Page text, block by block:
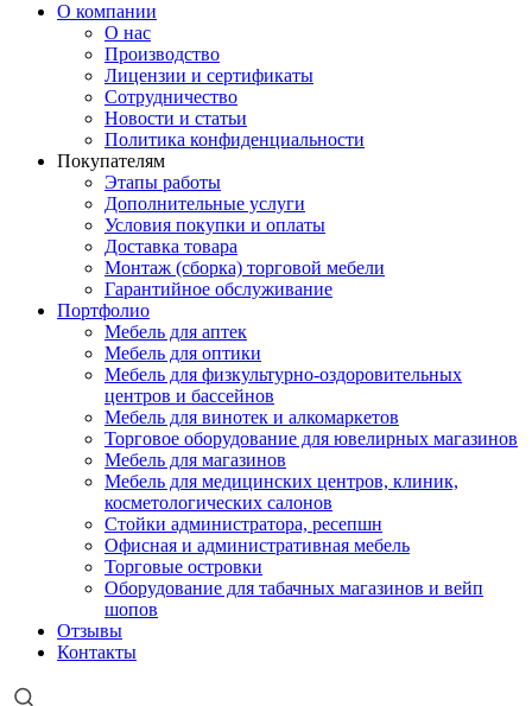
О компании
О нас
Производство
Лицензии и сертификаты
Сотрудничество
Новости и статьи
Политика конфиденциальности
Покупателям
Этапы работы
Дополнительные услуги
Условия покупки и оплаты
Доставка товара
Монтаж (сборка) торговой мебели
Гарантийное обслуживание
Портфолио
Мебель для аптек
Мебель для оптики
Мебель для физкультурно-оздоровительных
центров и бассейнов
Мебель для винотек и алкомаркетов
Торговое оборудование для ювелирных магазинов
Мебель для магазинов
Мебель для медицинских центров, клиник,
косметологических салонов
Стойки администратора, ресепшн
Офисная и административная мебель
Торговые островки
Оборудование для табачных магазинов и вейп
шопов
Отзывы
Контакты